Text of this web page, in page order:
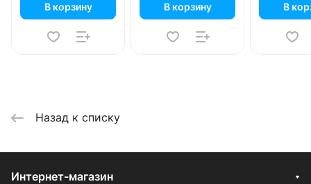
В корзину В корзину В
Назад к списку
Интернет-магазин